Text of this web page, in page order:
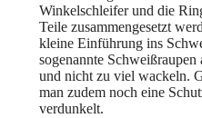
Winkelschleifer und die
Teile zusammengesetzt
kleine Einführung ins
sogenannte
und nicht zu viel wackeln.
man zudem noch eine
verdunkelt.